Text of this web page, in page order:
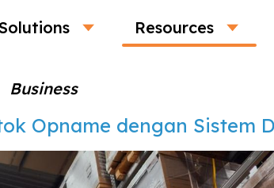
Resources
Business
Opname dengan Sistem